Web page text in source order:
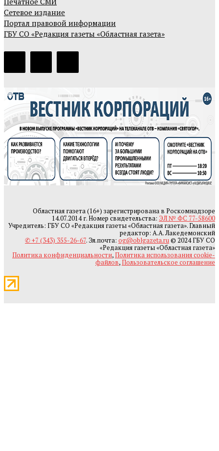
Сетевое издание
Портал правовой информации
ГБУ СО «Редакция газеты «Областная газета»
Областная газета (16+) зарегистрирована в Роскомнадзоре
14.07.2014 г. Номер свидетельства: ЭЛ № ФС 77-58600
Учредитель: ГБУ СО «Редакция газеты «Областная газета». Главный
редактор: А.А. Лакедемонский
✆ +7 (343) 355-26-67. Эл.почта: og@oblgazeta.ru© 2024 ГБУ СО
«Редакция газеты «Областная газета»
Политика конфиденциальности,Политика использования cookie-
файлов,Пользовательское соглашение